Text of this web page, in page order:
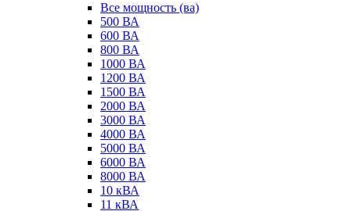
Все мощность (ва)
500 ВА
600 ВА
800 ВА
1000 ВА
1200 ВА
1500 ВА
2000 ВА
3000 ВА
4000 ВА
5000 ВА
6000 ВА
8000 ВА
10 кВА
11 кВА